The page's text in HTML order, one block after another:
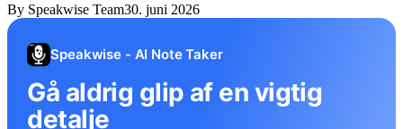
By Speakwise Team30. juni 2026
Speakwise - AI Note Taker
Gå aldrig glip af en vigtig
detalje